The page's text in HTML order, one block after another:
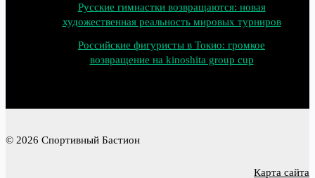
Русские гимнастки возвращаются: новая
художественная реальность мировых турниров
Российские фигуристы в Токио: громкое
возвращение на kinoshita group cup
© 2026 Спортивный Бастион
Карта сайта